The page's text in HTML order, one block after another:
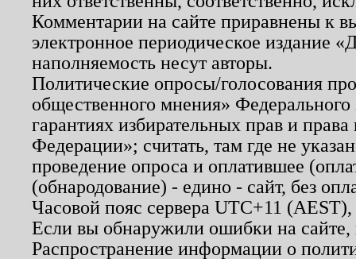
Комментарии на сайте приравнены к
электронное периодическое издание
наполняемость несут авторы.
Политические опросы/голосования
общественного мнения»
гарантиях избирательных прав и
Федерации»; считать, там где не
проведение опроса и оплатившее
(обнародование) - едино - сайт, без
Часовой пояс сервера UTC+11
Если вы обнаружили ошибки на
Распространение информации о